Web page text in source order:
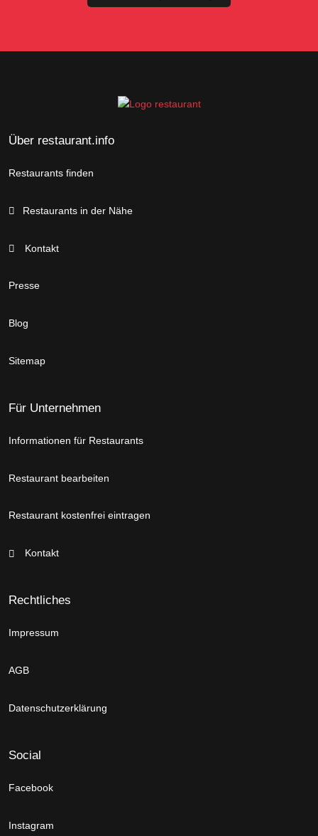
Über restaurant.info
Restaurants finden
Restaurants in der Nähe
Kontakt
Presse
Blog
Sitemap
Für Unternehmen
Informationen für Restaurants
Restaurant bearbeiten
Restaurant kostenfrei eintragen
Kontakt
Rechtliches
Impressum
AGB
Datenschutzerklärung
Social
Facebook
Instagram